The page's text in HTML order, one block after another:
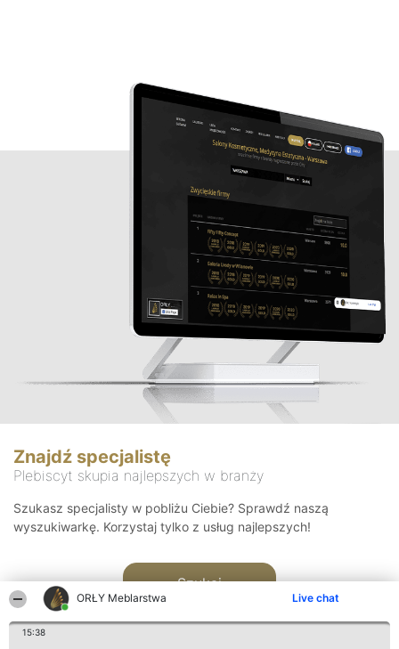
ORŁY Meblarstwa Live chat
15:38
Znajdź specjalistę
Plebiscyt skupia najlepszych w branży
Szukasz specjalisty w pobliżu Ciebie? Sprawdź naszą
wyszukiwarkę. Korzystaj tylko z usług najlepszych!
Szukaj